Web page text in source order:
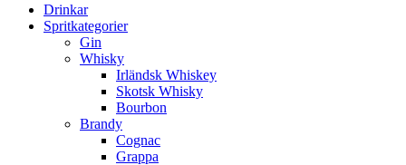
Drinkar
Spritkategorier
Gin
Whisky
Irländsk Whiskey
Skotsk Whisky
Bourbon
Brandy
Cognac
Grappa